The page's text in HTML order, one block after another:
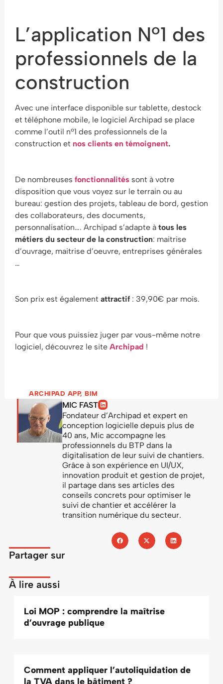
L’application Nº1 des
professionnels de la
construction
Avec une interface disponible sur tablette, destock
et téléphone mobile, le logiciel Archipad se place
comme l’outil nº1 des professionnels de la
construction et nos clients en témoignent.
De nombreuses fonctionnalités sont à votre
disposition que vous voyez sur le terrain ou au
bureau: gestion des projets, tableau de bord, gestion
des collaborateurs, des documents,
personnalisation…. Archipad s’adapte à tous les
métiers du secteur de la construction: maitrise
d’ouvrage, maitrise d’oeuvre, entreprises générales
…
Son prix est également attractif : 39,90€ par mois.
Pour que vous puissiez juger par vous-même notre
logiciel, découvrez le site Archipad !
ARCHIPAD APP, BIM
MIC FAST
Fondateur d’Archipad et expert en
conception logicielle depuis plus de
40 ans, Mic accompagne les
professionnels du BTP dans la
digitalisation de leur suivi de chantiers.
Grâce à son expérience en UI/UX,
innovation produit et gestion de projet,
il partage dans ses articles des
conseils concrets pour optimiser le
suivi de chantier et accélérer la
transition numérique du secteur.
Partager sur
À lire aussi
Loi MOP : comprendre la maîtrise
d’ouvrage publique
Comment appliquer l’autoliquidation de
la TVA dans le bâtiment ?